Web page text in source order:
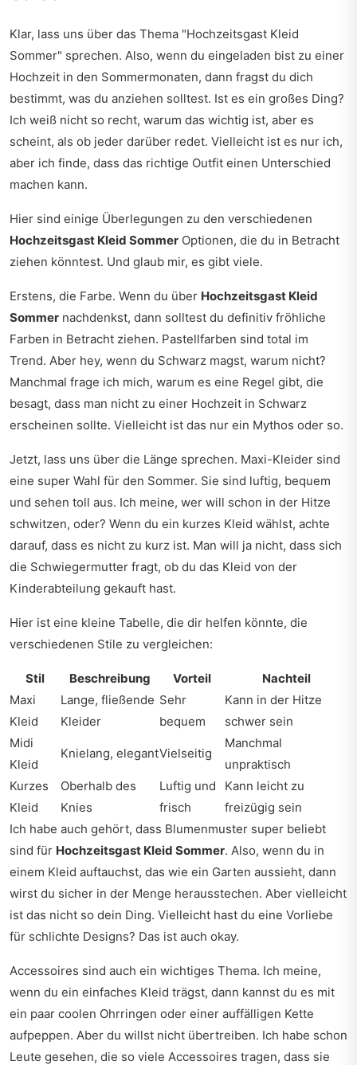
Klar, lass uns über das Thema "Hochzeitsgast Kleid
Sommer" sprechen. Also, wenn du eingeladen bist zu einer
Hochzeit in den Sommermonaten, dann fragst du dich
bestimmt, was du anziehen solltest. Ist es ein großes Ding?
Ich weiß nicht so recht, warum das wichtig ist, aber es
scheint, als ob jeder darüber redet. Vielleicht ist es nur ich,
aber ich finde, dass das richtige Outfit einen Unterschied
machen kann.
Hier sind einige Überlegungen zu den verschiedenen
Hochzeitsgast Kleid Sommer Optionen, die du in Betracht
ziehen könntest. Und glaub mir, es gibt viele.
Erstens, die Farbe. Wenn du über Hochzeitsgast Kleid
Sommer nachdenkst, dann solltest du definitiv fröhliche
Farben in Betracht ziehen. Pastellfarben sind total im
Trend. Aber hey, wenn du Schwarz magst, warum nicht?
Manchmal frage ich mich, warum es eine Regel gibt, die
besagt, dass man nicht zu einer Hochzeit in Schwarz
erscheinen sollte. Vielleicht ist das nur ein Mythos oder so.
Jetzt, lass uns über die Länge sprechen. Maxi-Kleider sind
eine super Wahl für den Sommer. Sie sind luftig, bequem
und sehen toll aus. Ich meine, wer will schon in der Hitze
schwitzen, oder? Wenn du ein kurzes Kleid wählst, achte
darauf, dass es nicht zu kurz ist. Man will ja nicht, dass sich
die Schwiegermutter fragt, ob du das Kleid von der
Kinderabteilung gekauft hast.
Hier ist eine kleine Tabelle, die dir helfen könnte, die
verschiedenen Stile zu vergleichen:
Stil Beschreibung Vorteil
Nachteil
Maxi
Kleid
Lange, fließende
Kleider
Sehr
bequem
Kann in der Hitze
schwer sein
Midi
Kleid
Knielang, elegantVielseitig
Manchmal
unpraktisch
Kurzes
Kleid
Oberhalb des
Knies
Luftig und
frisch
Kann leicht zu
freizügig sein
Ich habe auch gehört, dass Blumenmuster super beliebt
sind für Hochzeitsgast Kleid Sommer. Also, wenn du in
einem Kleid auftauchst, das wie ein Garten aussieht, dann
wirst du sicher in der Menge herausstechen. Aber vielleicht
ist das nicht so dein Ding. Vielleicht hast du eine Vorliebe
für schlichte Designs? Das ist auch okay.
Accessoires sind auch ein wichtiges Thema. Ich meine,
wenn du ein einfaches Kleid trägst, dann kannst du es mit
ein paar coolen Ohrringen oder einer auffälligen Kette
aufpeppen. Aber du willst nicht übertreiben. Ich habe schon
Leute gesehen, die so viele Accessoires tragen, dass sie